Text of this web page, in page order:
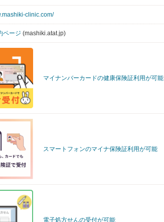
clinic.com/
ページ (mashiki.atat.jp)
マイナンバーカードの健康保険証利用が可能
スマートフォンのマイナ保険証利用が可能
電子処方せんの受付が可能